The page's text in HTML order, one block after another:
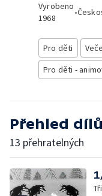
Vyrobeno
1968
•
Pro děti
Pro děti -
Přehled dílů
13 přehratelných